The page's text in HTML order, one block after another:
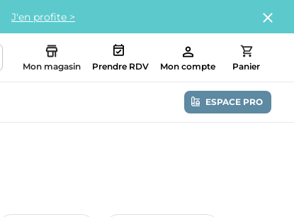
J'en profite >
Mon magasin Prendre RDV Mon compte Panier
ESPACE PRO